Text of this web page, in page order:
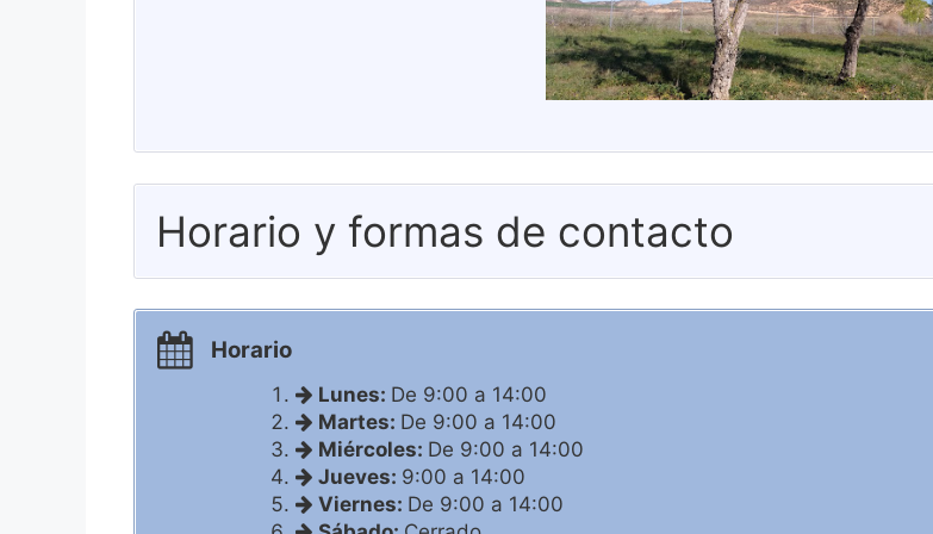
Horario y formas de contacto
Horario
Lunes: De 9:00 a 14:00
Martes: De 9:00 a 14:00
Miércoles: De 9:00 a 14:00
Jueves: 9:00 a 14:00
Viernes: De 9:00 a 14:00